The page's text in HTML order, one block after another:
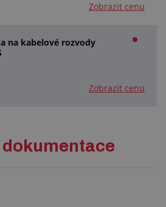
Zobrazit cenu
na kabelové rozvody
Zobrazit cenu